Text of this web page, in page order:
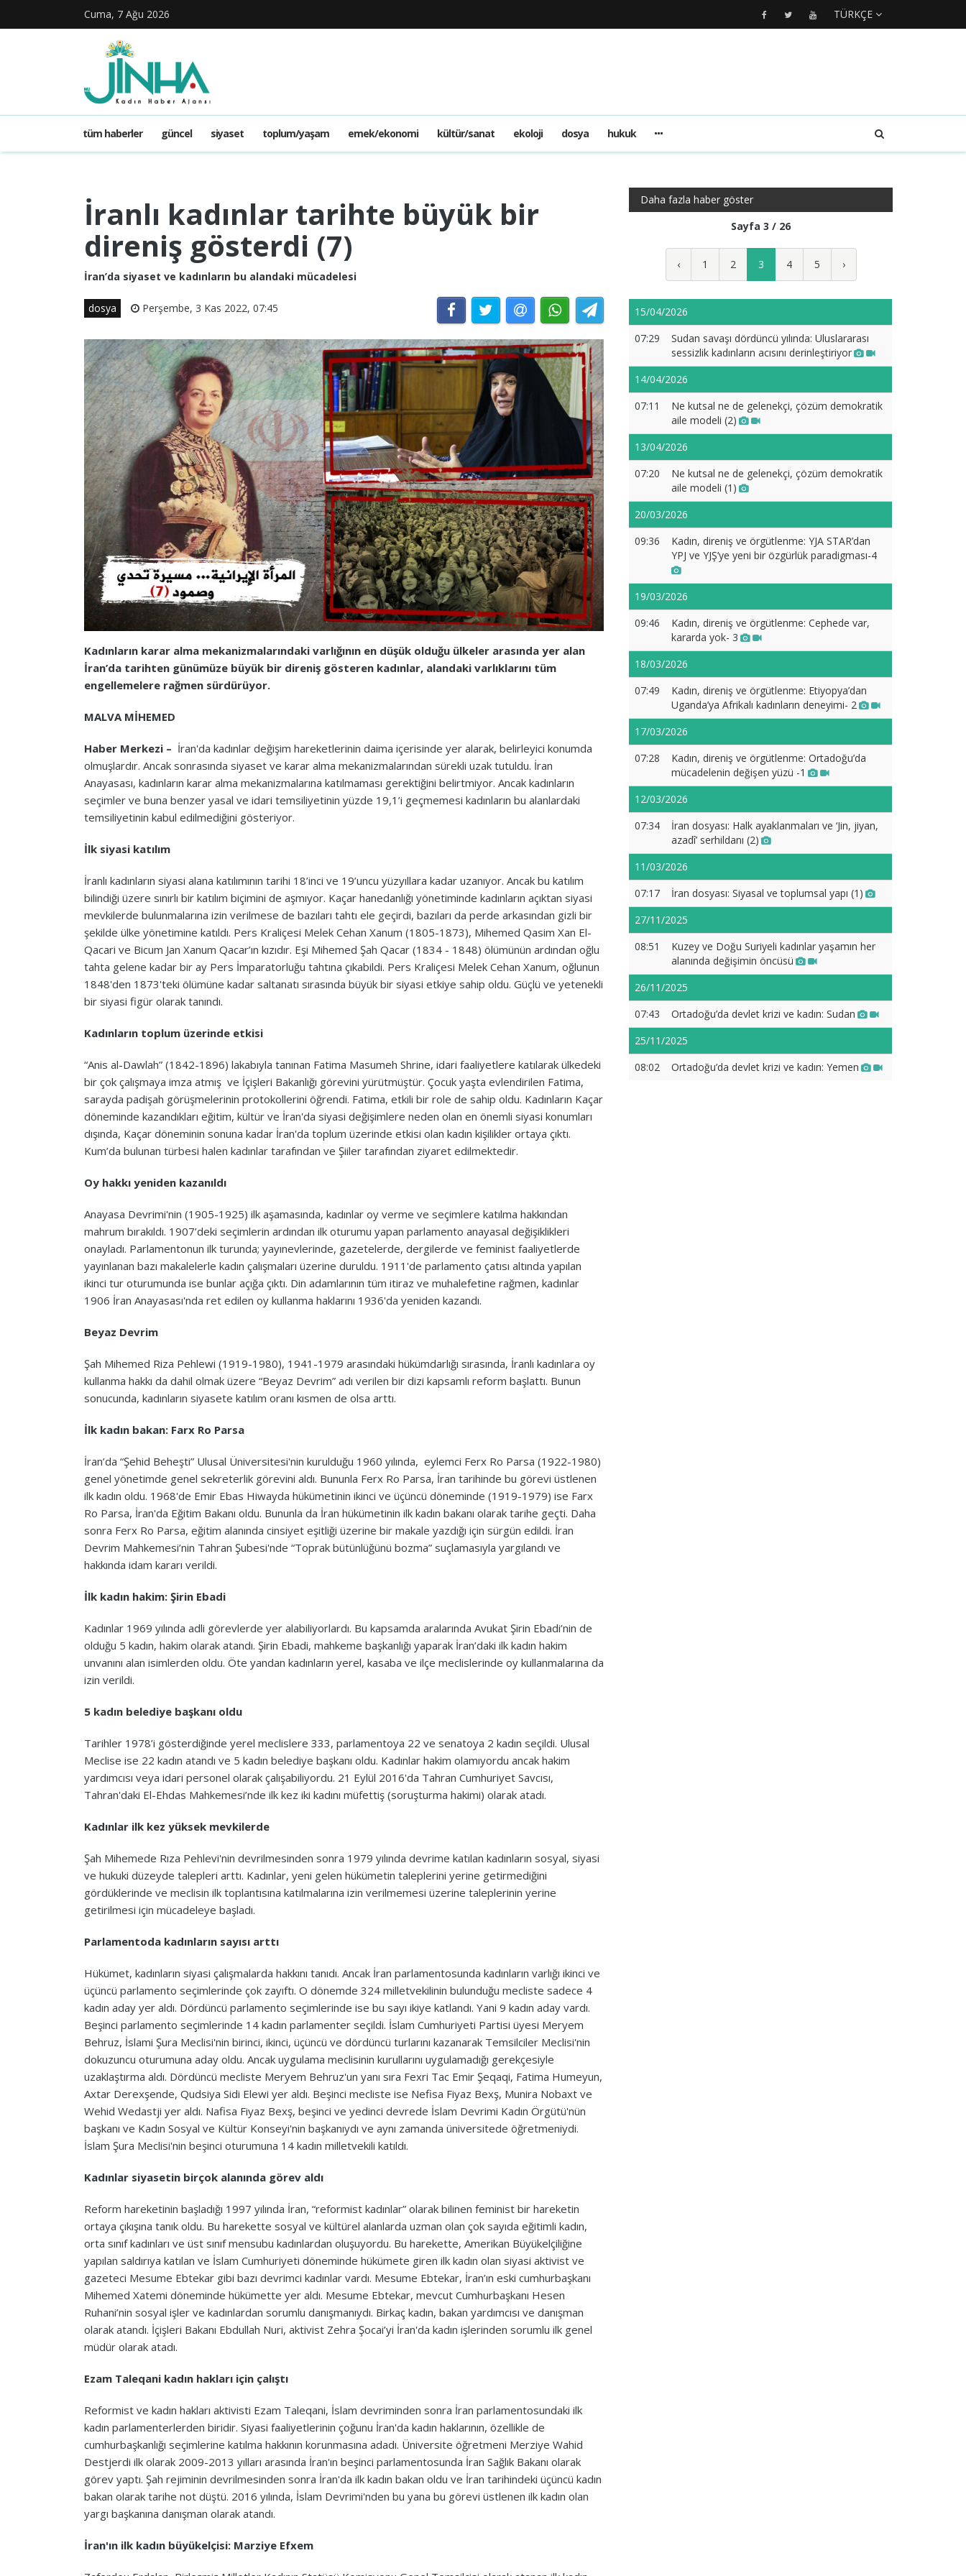
Cuma, 7 Ağu 2026 TÜRKÇE
tüm haberler güncel siyaset toplum/yaşam emek/ekonomi kültür/sanat ekoloji dosya hukuk
İranlı kadınlar tarihte büyük bir
direniş gösterdi (7)
İran’da siyaset ve kadınların bu alandaki mücadelesi
dosya Perşembe, 3 Kas 2022, 07:45
Kadınların karar alma mekanizmalarındaki varlığının en düşük olduğu ülkeler arasında yer alan
İran’da tarihten günümüze büyük bir direniş gösteren kadınlar, alandaki varlıklarını tüm
engellemelere rağmen sürdürüyor.
MALVA MİHEMED
Haber Merkezi – İran'da kadınlar değişim hareketlerinin daima içerisinde yer alarak, belirleyici konumda
olmuşlardır. Ancak sonrasında siyaset ve karar alma mekanizmalarından sürekli uzak tutuldu. İran
Anayasası, kadınların karar alma mekanizmalarına katılmaması gerektiğini belirtmiyor. Ancak kadınların
seçimler ve buna benzer yasal ve idari temsiliyetinin yüzde 19,1’i geçmemesi kadınların bu alanlardaki
temsiliyetinin kabul edilmediğini gösteriyor.
İlk siyasi katılım
İranlı kadınların siyasi alana katılımının tarihi 18’inci ve 19’uncu yüzyıllara kadar uzanıyor. Ancak bu katılım
bilindiği üzere sınırlı bir katılım biçimini de aşmıyor. Kaçar hanedanlığı yönetiminde kadınların açıktan siyasi
mevkilerde bulunmalarına izin verilmese de bazıları tahtı ele geçirdi, bazıları da perde arkasından gizli bir
şekilde ülke yönetimine katıldı. Pers Kraliçesi Melek Cehan Xanum (1805-1873), Mihemed Qasim Xan El-
Qacari ve Bicum Jan Xanum Qacar’ın kızıdır. Eşi Mihemed Şah Qacar (1834 - 1848) ölümünün ardından oğlu
tahta gelene kadar bir ay Pers İmparatorluğu tahtına çıkabildi. Pers Kraliçesi Melek Cehan Xanum, oğlunun
1848'den 1873'teki ölümüne kadar saltanatı sırasında büyük bir siyasi etkiye sahip oldu. Güçlü ve yetenekli
bir siyasi figür olarak tanındı.
Kadınların toplum üzerinde etkisi
“Anis al-Dawlah” (1842-1896) lakabıyla tanınan Fatima Masumeh Shrine, idari faaliyetlere katılarak ülkedeki
bir çok çalışmaya imza atmış ve İçişleri Bakanlığı görevini yürütmüştür. Çocuk yaşta evlendirilen Fatima,
sarayda padişah görüşmelerinin protokollerini öğrendi. Fatima, etkili bir role de sahip oldu. Kadınların Kaçar
döneminde kazandıkları eğitim, kültür ve İran'da siyasi değişimlere neden olan en önemli siyasi konumları
dışında, Kaçar döneminin sonuna kadar İran'da toplum üzerinde etkisi olan kadın kişilikler ortaya çıktı.
Kum’da bulunan türbesi halen kadınlar tarafından ve Şiiler tarafından ziyaret edilmektedir.
Oy hakkı yeniden kazanıldı
Anayasa Devrimi'nin (1905-1925) ilk aşamasında, kadınlar oy verme ve seçimlere katılma hakkından
mahrum bırakıldı. 1907’deki seçimlerin ardından ilk oturumu yapan parlamento anayasal değişiklikleri
onayladı. Parlamentonun ilk turunda; yayınevlerinde, gazetelerde, dergilerde ve feminist faaliyetlerde
yayınlanan bazı makalelerle kadın çalışmaları üzerine duruldu. 1911'de parlamento çatısı altında yapılan
ikinci tur oturumunda ise bunlar açığa çıktı. Din adamlarının tüm itiraz ve muhalefetine rağmen, kadınlar
1906 İran Anayasası'nda ret edilen oy kullanma haklarını 1936'da yeniden kazandı.
Beyaz Devrim
Şah Mihemed Riza Pehlewi (1919-1980), 1941-1979 arasındaki hükümdarlığı sırasında, İranlı kadınlara oy
kullanma hakkı da dahil olmak üzere “Beyaz Devrim” adı verilen bir dizi kapsamlı reform başlattı. Bunun
sonucunda, kadınların siyasete katılım oranı kısmen de olsa arttı.
İlk kadın bakan: Farx Ro Parsa
İran’da “Şehid Beheşti” Ulusal Üniversitesi'nin kurulduğu 1960 yılında, eylemci Ferx Ro Parsa (1922-1980)
genel yönetimde genel sekreterlik görevini aldı. Bununla Ferx Ro Parsa, İran tarihinde bu görevi üstlenen
ilk kadın oldu. 1968'de Emir Ebas Hiwayda hükümetinin ikinci ve üçüncü döneminde (1919-1979) ise Farx
Ro Parsa, İran'da Eğitim Bakanı oldu. Bununla da İran hükümetinin ilk kadın bakanı olarak tarihe geçti. Daha
sonra Ferx Ro Parsa, eğitim alanında cinsiyet eşitliği üzerine bir makale yazdığı için sürgün edildi. İran
Devrim Mahkemesi’nin Tahran Şubesi'nde “Toprak bütünlüğünü bozma” suçlamasıyla yargılandı ve
hakkında idam kararı verildi.
İlk kadın hakim: Şirin Ebadi
Kadınlar 1969 yılında adli görevlerde yer alabiliyorlardı. Bu kapsamda aralarında Avukat Şirin Ebadi’nin de
olduğu 5 kadın, hakim olarak atandı. Şirin Ebadi, mahkeme başkanlığı yaparak İran’daki ilk kadın hakim
unvanını alan isimlerden oldu. Öte yandan kadınların yerel, kasaba ve ilçe meclislerinde oy kullanmalarına da
izin verildi.
5 kadın belediye başkanı oldu
Tarihler 1978’i gösterdiğinde yerel meclislere 333, parlamentoya 22 ve senatoya 2 kadın seçildi. Ulusal
Meclise ise 22 kadın atandı ve 5 kadın belediye başkanı oldu. Kadınlar hakim olamıyordu ancak hakim
yardımcısı veya idari personel olarak çalışabiliyordu. 21 Eylül 2016'da Tahran Cumhuriyet Savcısı,
Tahran'daki El-Ehdas Mahkemesi’nde ilk kez iki kadını müfettiş (soruşturma hakimi) olarak atadı.
Kadınlar ilk kez yüksek mevkilerde
Şah Mihemede Rıza Pehlevi'nin devrilmesinden sonra 1979 yılında devrime katılan kadınların sosyal, siyasi
ve hukuki düzeyde talepleri arttı. Kadınlar, yeni gelen hükümetin taleplerini yerine getirmediğini
gördüklerinde ve meclisin ilk toplantısına katılmalarına izin verilmemesi üzerine taleplerinin yerine
getirilmesi için mücadeleye başladı.
Parlamentoda kadınların sayısı arttı
Hükümet, kadınların siyasi çalışmalarda hakkını tanıdı. Ancak İran parlamentosunda kadınların varlığı ikinci ve
üçüncü parlamento seçimlerinde çok zayıftı. O dönemde 324 milletvekilinin bulunduğu mecliste sadece 4
kadın aday yer aldı. Dördüncü parlamento seçimlerinde ise bu sayı ikiye katlandı. Yani 9 kadın aday vardı.
Beşinci parlamento seçimlerinde 14 kadın parlamenter seçildi. İslam Cumhuriyeti Partisi üyesi Meryem
Behruz, İslami Şura Meclisi'nin birinci, ikinci, üçüncü ve dördüncü turlarını kazanarak Temsilciler Meclisi'nin
dokuzuncu oturumuna aday oldu. Ancak uygulama meclisinin kurullarını uygulamadığı gerekçesiyle
uzaklaştırma aldı. Dördüncü mecliste Meryem Behruz'un yanı sıra Fexri Tac Emir Şeqaqi, Fatima Humeyun,
Axtar Derexşende, Qudsiya Sidi Elewi yer aldı. Beşinci mecliste ise Nefisa Fiyaz Bexş, Munira Nobaxt ve
Wehid Wedastji yer aldı. Nafisa Fiyaz Bexş, beşinci ve yedinci devrede İslam Devrimi Kadın Örgütü'nün
başkanı ve Kadın Sosyal ve Kültür Konseyi'nin başkanıydı ve aynı zamanda üniversitede öğretmeniydi.
İslam Şura Meclisi'nin beşinci oturumuna 14 kadın milletvekili katıldı.
Kadınlar siyasetin birçok alanında görev aldı
Reform hareketinin başladığı 1997 yılında İran, “reformist kadınlar” olarak bilinen feminist bir hareketin
ortaya çıkışına tanık oldu. Bu harekette sosyal ve kültürel alanlarda uzman olan çok sayıda eğitimli kadın,
orta sınıf kadınları ve üst sınıf mensubu kadınlardan oluşuyordu. Bu harekette, Amerikan Büyükelçiliğine
yapılan saldırıya katılan ve İslam Cumhuriyeti döneminde hükümete giren ilk kadın olan siyasi aktivist ve
gazeteci Mesume Ebtekar gibi bazı devrimci kadınlar vardı. Mesume Ebtekar, İran’ın eski cumhurbaşkanı
Mihemed Xatemi döneminde hükümette yer aldı. Mesume Ebtekar, mevcut Cumhurbaşkanı Hesen
Ruhani’nin sosyal işler ve kadınlardan sorumlu danışmanıydı. Birkaç kadın, bakan yardımcısı ve danışman
olarak atandı. İçişleri Bakanı Ebdullah Nuri, aktivist Zehra Şocai’yi İran'da kadın işlerinden sorumlu ilk genel
müdür olarak atadı.
Ezam Taleqani kadın hakları için çalıştı
Reformist ve kadın hakları aktivisti Ezam Taleqani, İslam devriminden sonra İran parlamentosundaki ilk
kadın parlamenterlerden biridir. Siyasi faaliyetlerinin çoğunu İran'da kadın haklarının, özellikle de
cumhurbaşkanlığı seçimlerine katılma hakkının korunmasına adadı. Üniversite öğretmeni Merziye Wahid
Destjerdi ilk olarak 2009-2013 yılları arasında İran'ın beşinci parlamentosunda İran Sağlık Bakanı olarak
görev yaptı. Şah rejiminin devrilmesinden sonra İran'da ilk kadın bakan oldu ve İran tarihindeki üçüncü kadın
bakan olarak tarihe not düştü. 2016 yılında, İslam Devrimi'nden bu yana bu görevi üstlenen ilk kadın olan
yargı başkanına danışman olarak atandı.
İran'ın ilk kadın büyükelçisi: Marziye Efxem
Daha fazla haber göster
Sayfa 3 / 26
‹ 1 2 3 4 5 ›
15/04/2026
07:29
Sudan savaşı dördüncü yılında: Uluslararası
sessizlik kadınların acısını derinleştiriyor
14/04/2026
07:11
Ne kutsal ne de gelenekçi, çözüm demokratik
aile modeli (2)
13/04/2026
07:20
Ne kutsal ne de gelenekçi, çözüm demokratik
aile modeli (1)
20/03/2026
09:36
Kadın, direniş ve örgütlenme: YJA STAR’dan
YPJ ve YJŞ’ye yeni bir özgürlük paradigması-4
19/03/2026
09:46
Kadın, direniş ve örgütlenme: Cephede var,
kararda yok- 3
18/03/2026
07:49
Kadın, direniş ve örgütlenme: Etiyopya’dan
Uganda’ya Afrikalı kadınların deneyimi- 2
17/03/2026
07:28
Kadın, direniş ve örgütlenme: Ortadoğu’da
mücadelenin değişen yüzü -1
12/03/2026
07:34
İran dosyası: Halk ayaklanmaları ve ‘Jin, jiyan,
azadî’ serhildanı (2)
11/03/2026
07:17
İran dosyası: Siyasal ve toplumsal yapı (1)
27/11/2025
08:51
Kuzey ve Doğu Suriyeli kadınlar yaşamın her
alanında değişimin öncüsü
26/11/2025
07:43
Ortadoğu’da devlet krizi ve kadın: Sudan
25/11/2025
08:02
Ortadoğu’da devlet krizi ve kadın: Yemen